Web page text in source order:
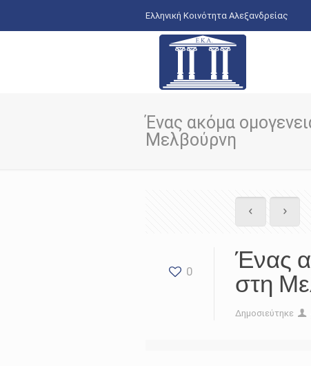
Ελληνική Κοινότητα Αλεξανδρείας
Ένας ακόμα
Μελβούρνη
0
Ένας
στη
Δημοσιεύτηκε